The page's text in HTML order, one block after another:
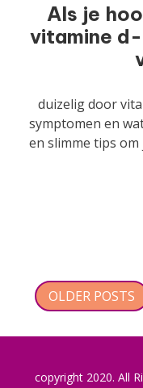
Als je
vitamine
duizelig door
symptomen en
en slimme tips
Posts
OLDER POSTS
copyright 2020. All